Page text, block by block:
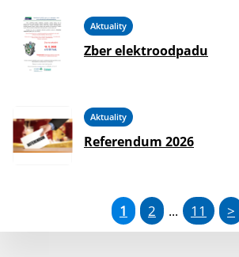
Aktuality
Zber elektroodpadu
Aktuality
Referendum 2026
1 2 ... 11 >